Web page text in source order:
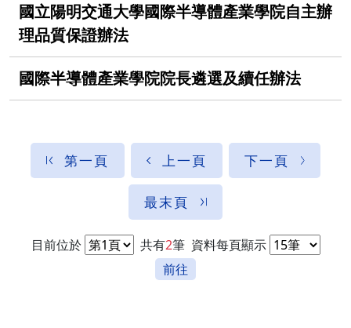
國立陽明交通大學國際半導體產業學院自主辦
理品質保證辦法
國際半導體產業學院院長遴選及續任辦法
第一頁 上一頁 下一頁
最末頁
目前位於 共有2筆 資料每頁顯示
前往